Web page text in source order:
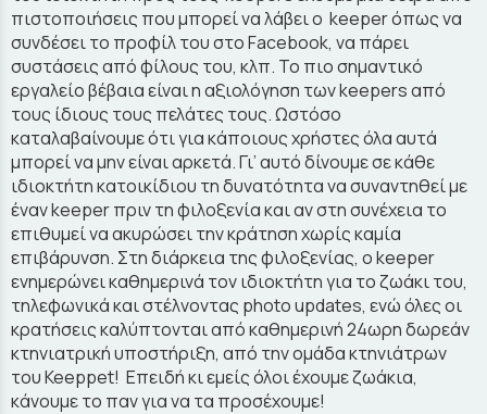
πιστοποιήσεις που μπορεί να λάβει ο keeper όπως να
συνδέσει το προφίλ του στο Facebook, να πάρει
συστάσεις από φίλους του, κλπ. Το πιο σημαντικό
εργαλείο βέβαια είναι η αξιολόγηση των keepers από
τους ίδιους τους πελάτες τους. Ωστόσο
καταλαβαίνουμε ότι για κάποιους χρήστες όλα αυτά
μπορεί να μην είναι αρκετά. Γι’ αυτό δίνουμε σε κάθε
ιδιοκτήτη κατοικίδιου τη δυνατότητα να συναντηθεί με
έναν keeper πριν τη φιλοξενία και αν στη συνέχεια το
επιθυμεί να ακυρώσει την κράτηση χωρίς καμία
επιβάρυνση. Στη διάρκεια της φιλοξενίας, ο keeper
ενημερώνει καθημερινά τον ιδιοκτήτη για το ζωάκι του,
τηλεφωνικά και στέλνοντας photo updates, ενώ όλες οι
κρατήσεις καλύπτονται από καθημερινή 24ωρη δωρεάν
κτηνιατρική υποστήριξη, από την ομάδα κτηνιάτρων
του Keeppet! Επειδή κι εμείς όλοι έχουμε ζωάκια,
κάνουμε το παν για να τα προσέχουμε!